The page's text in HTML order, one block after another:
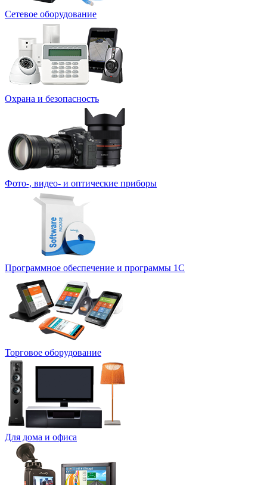
Сетевое оборудование
Охрана и безопасность
Фото-, видео- и оптические приборы
Программное обеспечение и программы 1С
Торговое оборудование
Для дома и офиса